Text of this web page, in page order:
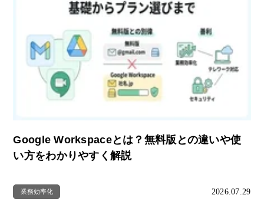
Google Workspaceとは？無料版との違いや使
い方をわかりやすく解説
業務効率化 2026.07.29